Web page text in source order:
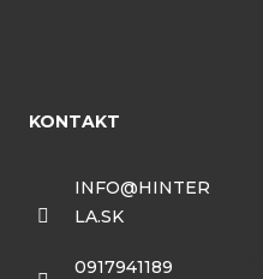
KONTAKT
INFO@HINTER
LA.SK
0917941189